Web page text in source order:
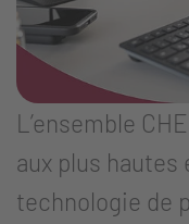
L’ensemble
aux plus hautes
technologie de